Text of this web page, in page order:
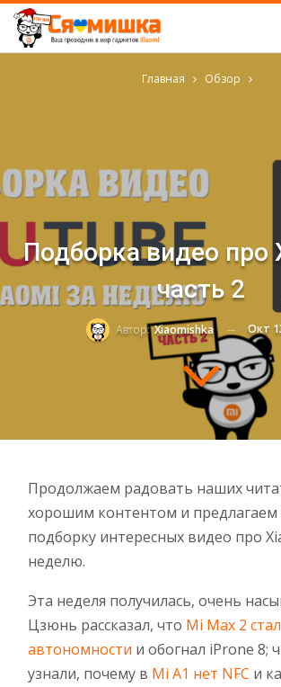
Главная Обзор
Подборка видео про
часть 2
Автор:Xiaomishka Окт
Продолжаем радовать наших
хорошим контентом и
подборку интересных видео про
неделю.
Эта неделя получилась, очень
Цзюнь рассказал, что Mi Max 2
автономности и обогнал iProne 8;
узнали, почему в Mi A1 нет NFC и